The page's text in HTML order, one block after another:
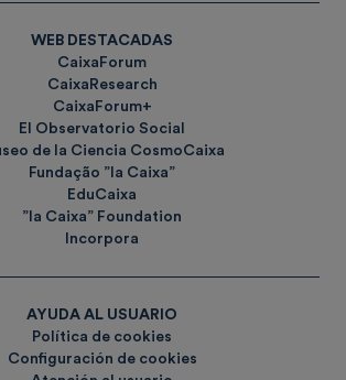
WEB DESTACADAS
CaixaForum
CaixaResearch
CaixaForum+
El Observatorio Social
de la Ciencia CosmoCaixa
Fundação ”la Caixa”
EduCaixa
”la Caixa” Foundation
Incorpora
AYUDA AL USUARIO
Política de cookies
Configuración de cookies